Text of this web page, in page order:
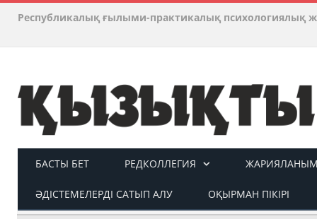
Республикалық ғылыми-практикалық психологиялық
БАСТЫ БЕТ РЕДКОЛЛЕГИЯ ЖАРИЯЛАНЫМ
ӘДІСТЕМЕЛЕРДІ САТЫП АЛУ ОҚЫРМАН ПІКІРІ